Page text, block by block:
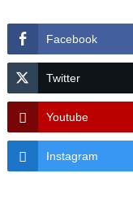
Facebook
Twitter
Youtube
Instagram